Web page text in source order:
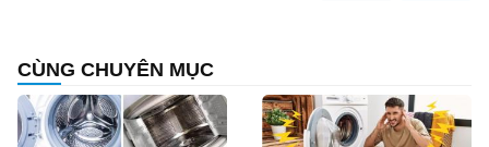
CÙNG CHUYÊN MỤC